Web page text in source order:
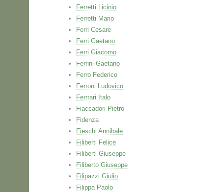
Ferretti Licinio
Ferretti Mario
Ferri Cesare
Ferri Gaetano
Ferri Giacomo
Ferrini Gaetano
Ferro Federico
Ferroni Ludovico
Ferrrari Italo
Fiaccadori Pietro
Fidenza
Fieschi Annibale
Filiberti Felice
Filiberti Giuseppe
Filiberto Giuseppe
Filipazzi Giulio
Filippa Paolo